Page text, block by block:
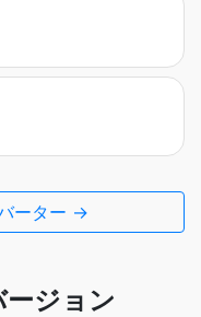
ーター →
ジョン